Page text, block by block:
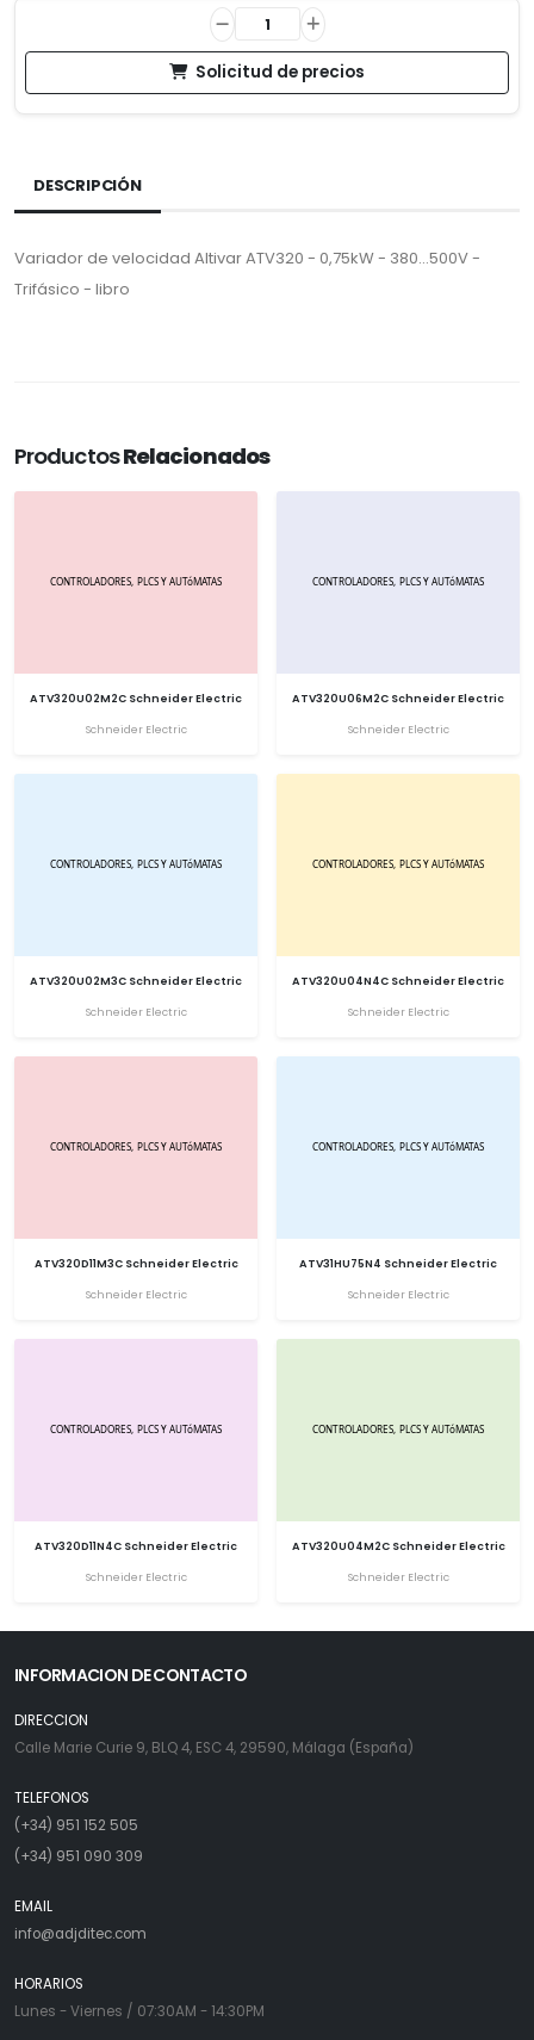
Solicitud de precios
DESCRIPCIÓN
Variador de velocidad Altivar ATV320 - 0,75kW - 380...500V -
Trifásico - libro
ProductosRelacionados
ATV320U02M2C Schneider Electric
Schneider Electric
ATV320U06M2C Schneider Electric
Schneider Electric
ATV320U02M3C Schneider Electric
Schneider Electric
ATV320U04N4C Schneider Electric
Schneider Electric
ATV320D11M3C Schneider Electric
Schneider Electric
ATV31HU75N4 Schneider Electric
Schneider Electric
ATV320D11N4C Schneider Electric
Schneider Electric
ATV320U04M2C Schneider Electric
Schneider Electric
INFORMACION DE CONTACTO
DIRECCION
Calle Marie Curie 9, BLQ 4, ESC 4, 29590, Málaga (España)
TELEFONOS
(+34) 951 152 505
(+34) 951 090 309
EMAIL
info@adjditec.com
HORARIOS
Lunes - Viernes / 07:30AM - 14:30PM